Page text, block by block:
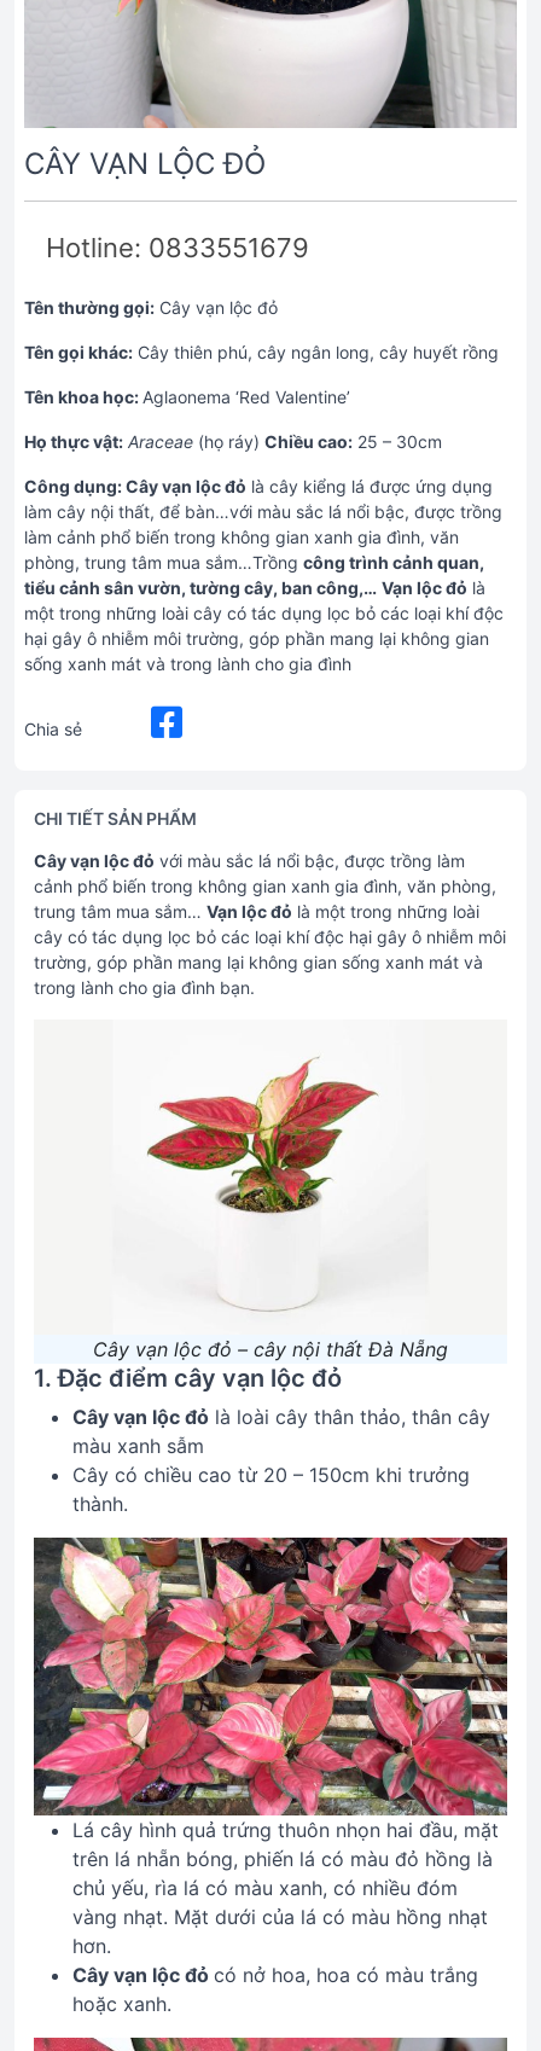
CÂY VẠN LỘC ĐỎ
Hotline: 0833551679
Tên thường gọi: Cây vạn lộc đỏ
Tên gọi khác: Cây thiên phú, cây ngân long, cây huyết rồng
Tên khoa học: Aglaonema ‘Red Valentine’
Họ thực vật: Araceae (họ ráy) Chiều cao: 25 – 30cm
Công dụng: Cây vạn lộc đỏ là cây kiểng lá được ứng dụng
làm cây nội thất, để bàn…với màu sắc lá nổi bậc, được trồng
làm cảnh phổ biến trong không gian xanh gia đình, văn
phòng, trung tâm mua sắm…Trồng công trình cảnh quan,
tiểu cảnh sân vườn, tường cây, ban công,… Vạn lộc đỏ là
một trong những loài cây có tác dụng lọc bỏ các loại khí độc
hại gây ô nhiễm môi trường, góp phần mang lại không gian
sống xanh mát và trong lành cho gia đình
Chia sẻ
CHI TIẾT SẢN PHẨM
Cây vạn lộc đỏ với màu sắc lá nổi bậc, được trồng làm
cảnh phổ biến trong không gian xanh gia đình, văn phòng,
trung tâm mua sắm… Vạn lộc đỏ là một trong những loài
cây có tác dụng lọc bỏ các loại khí độc hại gây ô nhiễm môi
trường, góp phần mang lại không gian sống xanh mát và
trong lành cho gia đình bạn.
Cây vạn lộc đỏ – cây nội thất Đà Nẵng
1. Đặc điểm cây vạn lộc đỏ
Cây vạn lộc đỏ là loài cây thân thảo, thân cây
màu xanh sẫm
Cây có chiều cao từ 20 – 150cm khi trưởng
thành.
Lá cây hình quả trứng thuôn nhọn hai đầu, mặt
trên lá nhẵn bóng, phiến lá có màu đỏ hồng là
chủ yếu, rìa lá có màu xanh, có nhiều đóm
vàng nhạt. Mặt dưới của lá có màu hồng nhạt
hơn.
Cây vạn lộc đỏ có nở hoa, hoa có màu trắng
hoặc xanh.